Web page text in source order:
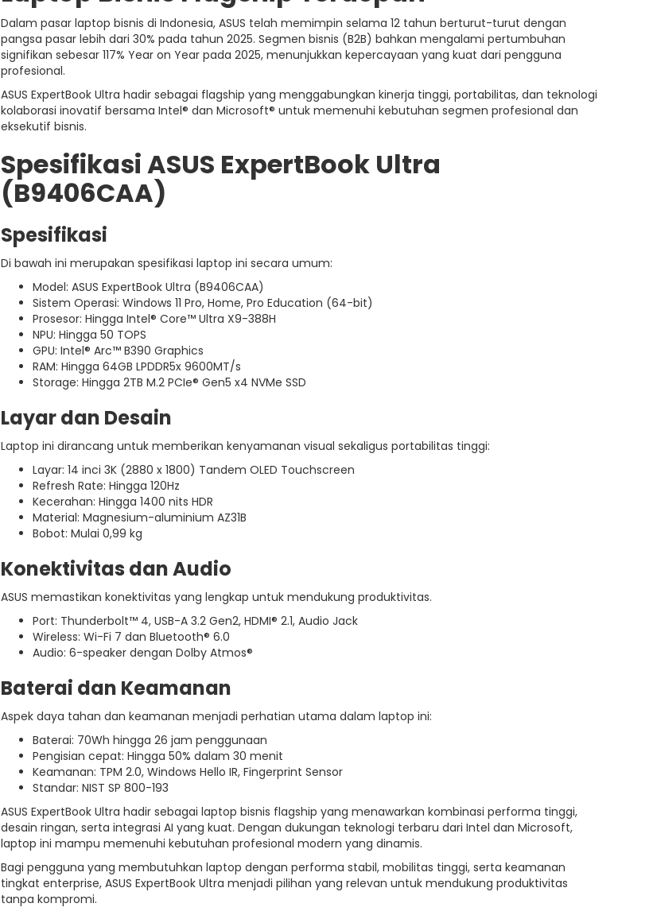
Dalam pasar laptop bisnis di Indonesia, ASUS telah memimpin selama 12 tahun berturut-turut dengan
pangsa pasar lebih dari 30% pada tahun 2025. Segmen bisnis (B2B) bahkan mengalami pertumbuhan
signifikan sebesar 117% Year on Year pada 2025, menunjukkan kepercayaan yang kuat dari pengguna
profesional.
ASUS ExpertBook Ultra hadir sebagai flagship yang menggabungkan kinerja tinggi, portabilitas, dan teknologi
kolaborasi inovatif bersama Intel® dan Microsoft® untuk memenuhi kebutuhan segmen profesional dan
eksekutif bisnis.
Spesifikasi ASUS ExpertBook Ultra
(B9406CAA)
Spesifikasi
Di bawah ini merupakan spesifikasi laptop ini secara umum:
Model: ASUS ExpertBook Ultra (B9406CAA)
Sistem Operasi: Windows 11 Pro, Home, Pro Education (64-bit)
Prosesor: Hingga Intel® Core™ Ultra X9-388H
NPU: Hingga 50 TOPS
GPU: Intel® Arc™ B390 Graphics
RAM: Hingga 64GB LPDDR5x 9600MT/s
Storage: Hingga 2TB M.2 PCIe® Gen5 x4 NVMe SSD
Layar dan Desain
Laptop ini dirancang untuk memberikan kenyamanan visual sekaligus portabilitas tinggi:
Layar: 14 inci 3K (2880 x 1800) Tandem OLED Touchscreen
Refresh Rate: Hingga 120Hz
Kecerahan: Hingga 1400 nits HDR
Material: Magnesium-aluminium AZ31B
Bobot: Mulai 0,99 kg
Konektivitas dan Audio
ASUS memastikan konektivitas yang lengkap untuk mendukung produktivitas.
Port: Thunderbolt™ 4, USB-A 3.2 Gen2, HDMI® 2.1, Audio Jack
Wireless: Wi-Fi 7 dan Bluetooth® 6.0
Audio: 6-speaker dengan Dolby Atmos®
Baterai dan Keamanan
Aspek daya tahan dan keamanan menjadi perhatian utama dalam laptop ini:
Baterai: 70Wh hingga 26 jam penggunaan
Pengisian cepat: Hingga 50% dalam 30 menit
Keamanan: TPM 2.0, Windows Hello IR, Fingerprint Sensor
Standar: NIST SP 800-193
ASUS ExpertBook Ultra hadir sebagai laptop bisnis flagship yang menawarkan kombinasi performa tinggi,
desain ringan, serta integrasi AI yang kuat. Dengan dukungan teknologi terbaru dari Intel dan Microsoft,
laptop ini mampu memenuhi kebutuhan profesional modern yang dinamis.
Bagi pengguna yang membutuhkan laptop dengan performa stabil, mobilitas tinggi, serta keamanan
tingkat enterprise, ASUS ExpertBook Ultra menjadi pilihan yang relevan untuk mendukung produktivitas
tanpa kompromi.